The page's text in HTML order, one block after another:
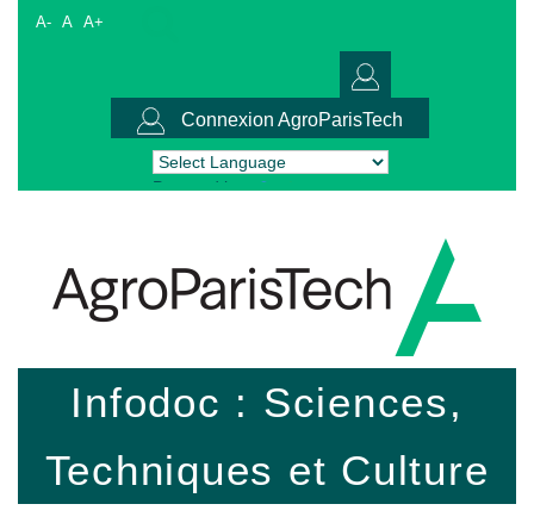
A- A A+
Connexion AgroParisTech
Powered by Translate
Infodoc : Sciences,
Techniques et Culture